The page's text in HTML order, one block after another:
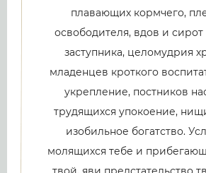
плавающих кормчего,
освободителя, вдов и сирот
заступника, целомудрия
младенцев кроткого
укрепление, постников
трудящихся упокоение,
изобильное богатство.
молящихся тебе и